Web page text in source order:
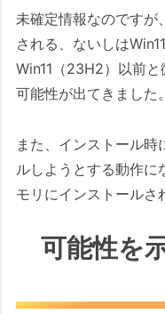
未確定情報なのですが
される、ないしは
Win11（23H2）以前
可能性が出てきました。
また、インストール時
ルしようとする動作に
モリにインストールさ
可能性を